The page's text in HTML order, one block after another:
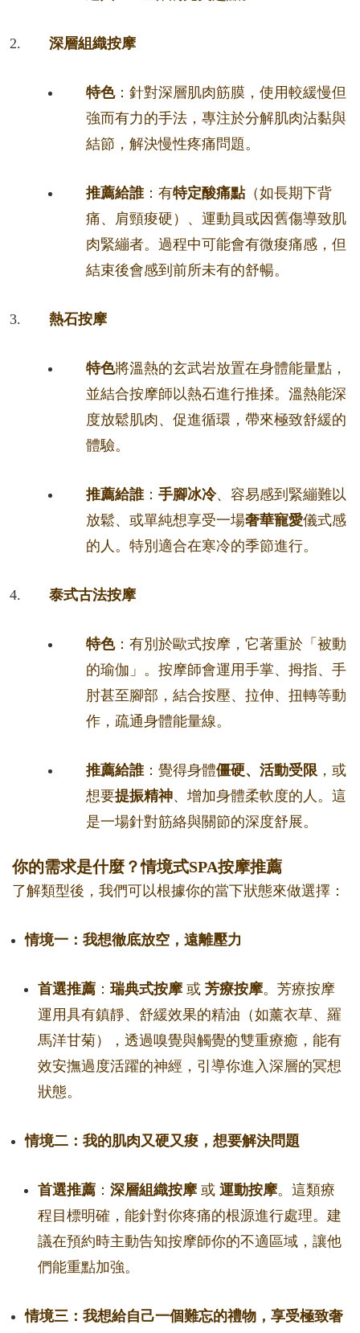
深層組織按摩
特色：針對深層肌肉筋膜，使用較緩慢但
強而有力的手法，專注於分解肌肉沾黏與
結節，解決慢性疼痛問題。
推薦給誰：有特定酸痛點（如長期下背
痛、肩頸痠硬）、運動員或因舊傷導致肌
肉緊繃者。過程中可能會有微痠痛感，但
結束後會感到前所未有的舒暢。
熱石按摩
特色將溫熱的玄武岩放置在身體能量點，
並結合按摩師以熱石進行推揉。溫熱能深
度放鬆肌肉、促進循環，帶來極致舒緩的
體驗。
推薦給誰： 手腳冰冷、容易感到緊繃難以
放鬆、或單純想享受一場奢華寵愛儀式感
的人。特別適合在寒冷的季節進行。
泰式古法按摩
特色：有別於歐式按摩，它著重於「被動
的瑜伽」。按摩師會運用手掌、拇指、手
肘甚至腳部，結合按壓、拉伸、扭轉等動
作，疏通身體能量線。
推薦給誰：覺得身體僵硬、活動受限 ，或
想要提振精神、增加身體柔軟度的人。這
是一場針對筋絡與關節的深度舒展。
你的需求是什麼？情境式SPA按摩推薦
了解類型後，我們可以根據你的當下狀態來做選擇：
情境一：我想徹底放空，遠離壓力
首選推薦 ： 瑞典式按摩或 芳療按摩。芳療按摩
運用具有鎮靜、舒緩效果的精油（如薰衣草、羅
馬洋甘菊），透過嗅覺與觸覺的雙重療癒，能有
效安撫過度活躍的神經，引導你進入深層的冥想
狀態。
情境二：我的肌肉又硬又痠，想要解決問題
首選推薦 ： 深層組織按摩或 運動按摩。這類療
程目標明確，能針對你疼痛的根源進行處理。建
議在預約時主動告知按摩師你的不適區域，讓他
們能重點加強。
情境三：我想給自己一個難忘的禮物，享受極致奢